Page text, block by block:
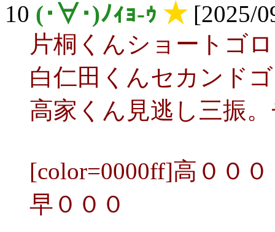
10 (･∀･)ﾉｨｮ-ｩ ★[2025/
片桐くんショートゴ
白仁田くんセカンド
高家くん見逃し三振
[color=0000ff]高０００
早０００